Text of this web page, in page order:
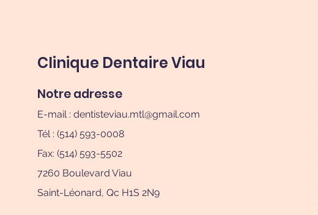
Clinique Dentaire Viau
Notre adresse
E-mail : dentisteviau.mtl@gmail.com
Tél : (514) 593-0008
Fax: (514) 593-5502
7260 Boulevard Viau
Saint-Léonard, Qc H1S 2N9